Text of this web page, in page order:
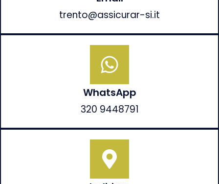
trento@assicurar-si.it
WhatsApp
320 9448791